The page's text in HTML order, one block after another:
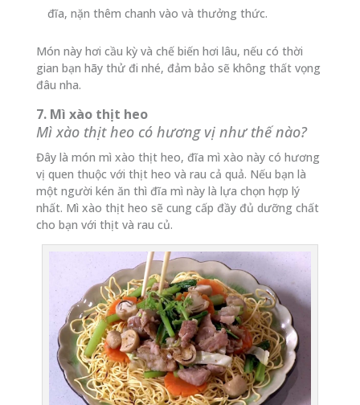
đĩa, nặn thêm chanh vào và thưởng thức.
Món này hơi cầu kỳ và chế biến hơi lâu, nếu có thời
gian bạn hãy thử đi nhé, đảm bảo sẽ không thất vọng
đâu nha.
7. Mì xào thịt heo
Mì xào thịt heo có hương vị như thế nào?
Đây là món mì xào thịt heo, đĩa mì xào này có hương
vị quen thuộc với thịt heo và rau cả quả. Nếu bạn là
một người kén ăn thì đĩa mì này là lựa chọn hợp lý
nhất. Mì xào thịt heo sẽ cung cấp đầy đủ dưỡng chất
cho bạn với thịt và rau củ.